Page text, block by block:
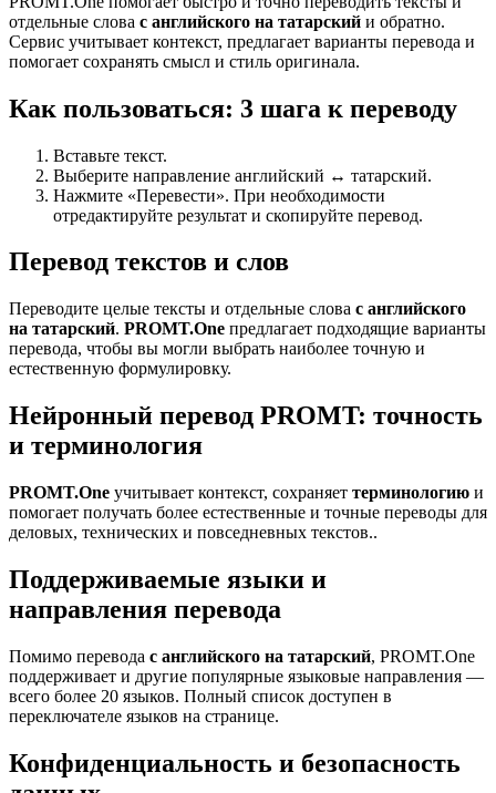
отдельные слова с английского на татарский и обратно.
Сервис учитывает контекст, предлагает варианты перевода и
помогает сохранять смысл и стиль оригинала.
Как пользоваться: 3 шага к переводу
Вставьте текст.
Выберите направление английский ↔ татарский.
Нажмите «Перевести». При необходимости
отредактируйте результат и скопируйте перевод.
Перевод текстов и слов
Переводите целые тексты и отдельные слова с английского
на татарский. PROMT.One предлагает подходящие варианты
перевода, чтобы вы могли выбрать наиболее точную и
естественную формулировку.
Нейронный перевод PROMT: точность
и терминология
PROMT.One учитывает контекст, сохраняет терминологию и
помогает получать более естественные и точные переводы для
деловых, технических и повседневных текстов..
Поддерживаемые языки и
направления перевода
Помимо перевода с английского на татарский, PROMT.One
поддерживает и другие популярные языковые направления —
всего более 20 языков. Полный список доступен в
переключателе языков на странице.
Конфиденциальность и безопасность